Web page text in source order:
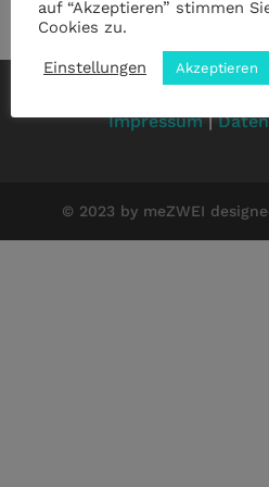
Impressum|
© 2023 by meZWEI
auf “Akzeptieren” stimmen
Cookies zu.
Einstellungen Akzeptieren